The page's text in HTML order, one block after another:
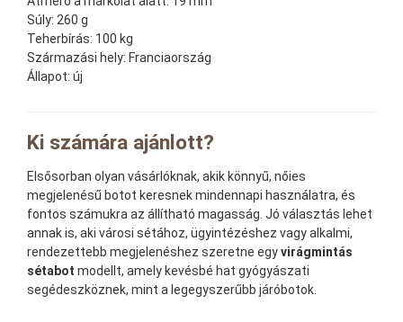
Súly: 260 g
Teherbírás: 100 kg
Származási hely: Franciaország
Állapot: új
Ki számára ajánlott?
Elsősorban olyan vásárlóknak, akik könnyű, nőies
megjelenésű botot keresnek mindennapi használatra, és
fontos számukra az állítható magasság. Jó választás lehet
annak is, aki városi sétához, ügyintézéshez vagy alkalmi,
rendezettebb megjelenéshez szeretne egyvirágmintás
sétabot modellt, amely kevésbé hat gyógyászati
segédeszköznek, mint a legegyszerűbb járóbotok.